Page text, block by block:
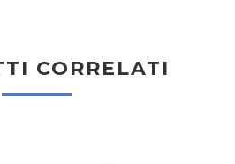
CORRELATI